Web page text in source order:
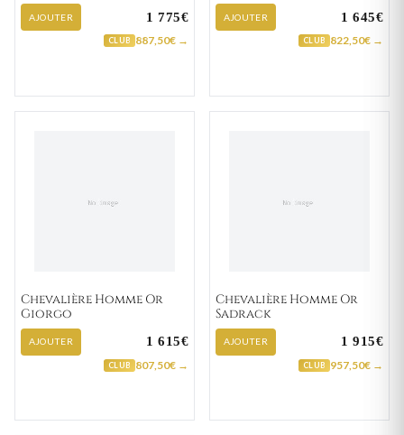
AJOUTER 1 775€
CLUB 887,50€ →
AJOUTER 1 645€
CLUB 822,50€ →
Chevalière Homme Or
Giorgo
AJOUTER 1 615€
CLUB 807,50€ →
Chevalière Homme Or
Sadrack
AJOUTER 1 915€
CLUB 957,50€ →